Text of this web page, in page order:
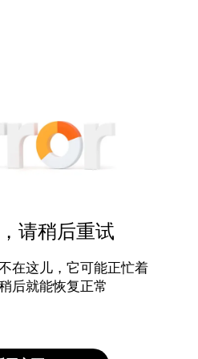
请稍后重试
在这儿，它可能正忙着
后就能恢复正常